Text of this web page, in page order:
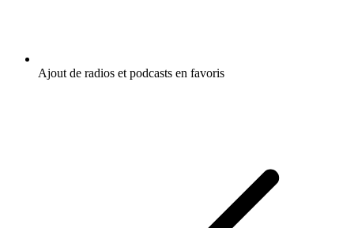
Ajout de radios et podcasts en favoris